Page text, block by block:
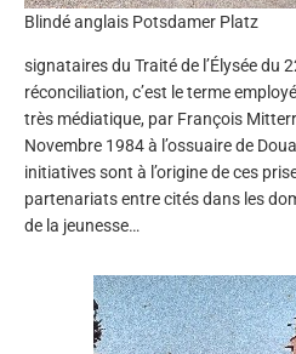
Blindé anglais Potsdamer Platz
signataires du Traité de l’Élysée du
réconciliation, c’est le terme
très médiatique, par François
Novembre 1984 à l’ossuaire de
initiatives sont à l’origine de ces
partenariats entre cités dans les
de la jeunesse…